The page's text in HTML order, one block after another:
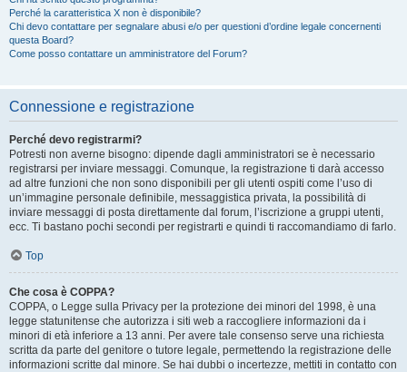
Perché la caratteristica X non è disponibile?
Chi devo contattare per segnalare abusi e/o per questioni d’ordine legale concernenti
questa Board?
Come posso contattare un amministratore del Forum?
Connessione e registrazione
Perché devo registrarmi?
Potresti non averne bisogno: dipende dagli amministratori se è necessario
registrarsi per inviare messaggi. Comunque, la registrazione ti darà accesso
ad altre funzioni che non sono disponibili per gli utenti ospiti come l’uso di
un’immagine personale definibile, messaggistica privata, la possibilità di
inviare messaggi di posta direttamente dal forum, l’iscrizione a gruppi utenti,
ecc. Ti bastano pochi secondi per registrarti e quindi ti raccomandiamo di farlo.
Top
Che cosa è COPPA?
COPPA, o Legge sulla Privacy per la protezione dei minori del 1998, è una
legge statunitense che autorizza i siti web a raccogliere informazioni da i
minori di età inferiore a 13 anni. Per avere tale consenso serve una richiesta
scritta da parte del genitore o tutore legale, permettendo la registrazione delle
informazioni scritte dal minore. Se hai dubbi o incertezze, mettiti in contatto con